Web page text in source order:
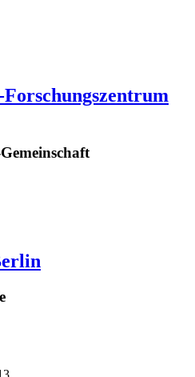
Forschungszentrum